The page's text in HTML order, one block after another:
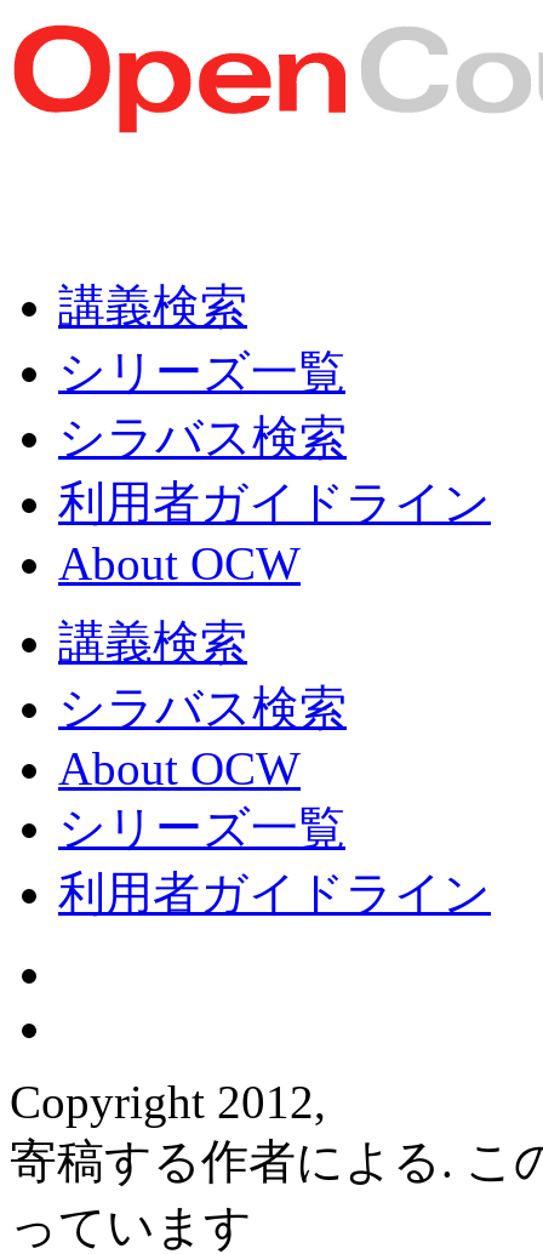
講義検索
シリーズ一覧
シラバス検索
利用者ガイドライン
About OCW
講義検索
シラバス検索
About OCW
シリーズ一覧
利用者ガイドライン
Copyright 2012,
寄稿する作者による. こ
っています